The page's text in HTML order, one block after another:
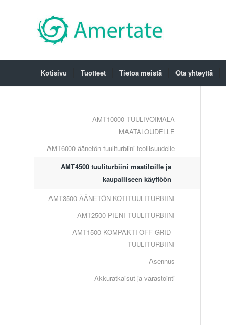
Kotisivu Tuotteet Tietoa meistä Ota yhteyttä
AMT10000 TUULIVOIMALA
MAATALOUDELLE
AMT6000 äänetön tuuliturbiini teollisuudelle
AMT4500 tuuliturbiini maatiloille ja
kaupalliseen käyttöön
AMT3500 ÄÄNETÖN KOTITUULITURBIINI
AMT2500 PIENI TUULITURBIINI
AMT1500 KOMPAKTI OFF-GRID -
TUULITURBIINI
Asennus
Akkuratkaisut ja varastointi